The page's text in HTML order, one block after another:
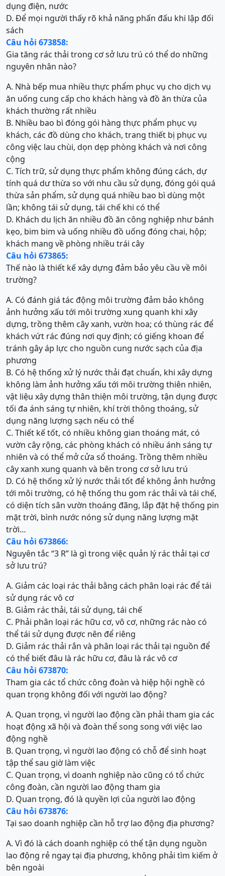
dụng điện, nước
D. Để mọi người thấy rõ khả năng phấn đấu khi lập đối
sách
Câu hỏi 673858:
Gia tăng rác thải trong cơ sở lưu trú có thể do những
nguyên nhân nào?
A. Nhà bếp mua nhiều thực phẩm phục vụ cho dịch vụ
ăn uống cung cấp cho khách hàng và đồ ăn thừa của
khách thường rất nhiều
B. Nhiều bao bì đóng gói hàng thực phẩm phục vụ
khách, các đồ dùng cho khách, trang thiết bị phục vụ
công việc lau chùi, dọn dẹp phòng khách và nơi công
cộng
C. Tích trữ, sử dụng thực phẩm không đúng cách, dự
tính quá dư thừa so với nhu cầu sử dụng, đóng gói quá
thừa sản phẩm, sử dụng quá nhiều bao bì dùng một
lần; không tái sử dụng, tái chế khi có thể
D. Khách du lịch ăn nhiều đồ ăn công nghiệp như bánh
kẹo, bim bim và uống nhiều đồ uống đóng chai, hộp;
khách mang về phòng nhiều trái cây
Câu hỏi 673865:
Thế nào là thiết kế xây dựng đảm bảo yêu cầu về môi
trường?
A. Có đánh giá tác động môi trường đảm bảo không
ảnh hưởng xấu tới môi trường xung quanh khi xây
dựng, trồng thêm cây xanh, vườn hoa; có thùng rác để
khách vứt rác đúng nơi quy định; có giếng khoan để
tránh gây áp lực cho nguồn cung nước sạch của địa
phương
B. Có hệ thống xử lý nước thải đạt chuẩn, khi xây dựng
không làm ảnh hưởng xấu tới môi trường thiên nhiên,
vật liệu xây dựng thân thiện môi trường, tận dụng được
tối đa ánh sáng tự nhiên, khí trời thông thoáng, sử
dụng năng lượng sạch nếu có thể
C. Thiết kế tốt, có nhiều không gian thoáng mát, có
vườn cây rộng, các phòng khách có nhiều ánh sáng tự
nhiên và có thể mở cửa sổ thoáng. Trồng thêm nhiều
cây xanh xung quanh và bên trong cơ sở lưu trú
D. Có hệ thống xử lý nước thải tốt để không ảnh hưởng
tới môi trường, có hệ thống thu gom rác thải và tái chế,
có diện tích sân vườn thoáng đãng, lắp đặt hệ thống pin
mặt trời, bình nước nóng sử dụng năng lượng mặt
trời…
Câu hỏi 673866:
Nguyên tắc “3 R” là gì trong việc quản lý rác thải tại cơ
sở lưu trú?
A. Giảm các loại rác thải bằng cách phân loại rác để tái
sử dụng rác vô cơ
B. Giảm rác thải, tái sử dụng, tái chế
C. Phải phân loại rác hữu cơ, vô cơ, những rác nào có
thể tái sử dụng được nên để riêng
D. Giảm rác thải rắn và phân loại rác thải tại nguồn để
có thể biết đâu là rác hữu cơ, đâu là rác vô cơ
Câu hỏi 673870:
Tham gia các tổ chức công đoàn và hiệp hội nghề có
quan trọng không đối với người lao động?
A. Quan trọng, vì người lao động cần phải tham gia các
hoạt động xã hội và đoàn thể song song với việc lao
động nghề
B. Quan trọng, vì người lao động có chỗ để sinh hoạt
tập thể sau giờ làm việc
C. Quan trọng, vì doanh nghiệp nào cũng có tổ chức
công đoàn, cần người lao động tham gia
D. Quan trọng, đó là quyền lợi của người lao động
Câu hỏi 673876:
Tại sao doanh nghiệp cần hỗ trợ lao động địa phương?
A. Vì đó là cách doanh nghiệp có thể tận dụng nguồn
lao động rẻ ngay tại địa phương, không phải tìm kiếm ở
bên ngoài